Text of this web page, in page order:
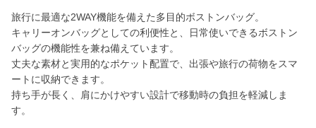
旅行に最適な2WAY機能を備えた多目的ボストンバッグ。
キャリーオンバッグとしての利便性と、日常使いできるボストン
バッグの機能性を兼ね備えています。
丈夫な素材と実用的なポケット配置で、出張や旅行の荷物をスマ
ートに収納できます。
持ち手が長く、肩にかけやすい設計で移動時の負担を軽減しま
す。